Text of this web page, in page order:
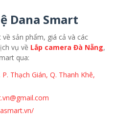
Dana Smart
sản phẩm, giá cả và các
vụ về Lắp camera Đà Nẵng,
qua:
Thạch Gián, Q. Thanh Khê,